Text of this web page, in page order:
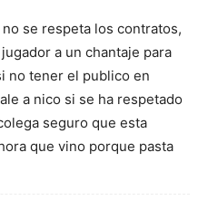
se respeta los contratos,
a un chantaje para
no tener el publico en
a nico si se ha respetado
seguro que esta
que vino porque pasta